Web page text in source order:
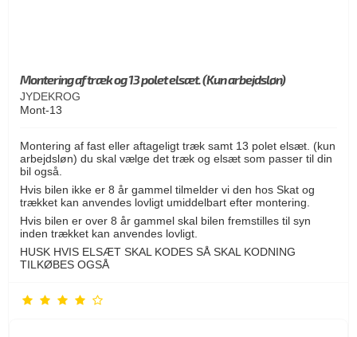
Montering af træk og 13 polet elsæt. (Kun arbejdsløn)
JYDEKROG
Mont-13
Montering af fast eller aftageligt træk samt 13 polet elsæt. (kun
arbejdsløn) du skal vælge det træk og elsæt som passer til din
bil også.
Hvis bilen ikke er 8 år gammel tilmelder vi den hos Skat og
trækket kan anvendes lovligt umiddelbart efter montering.
Hvis bilen er over 8 år gammel skal bilen fremstilles til syn
inden trækket kan anvendes lovligt.
HUSK HVIS ELSÆT SKAL KODES SÅ SKAL KODNING
TILKØBES OGSÅ